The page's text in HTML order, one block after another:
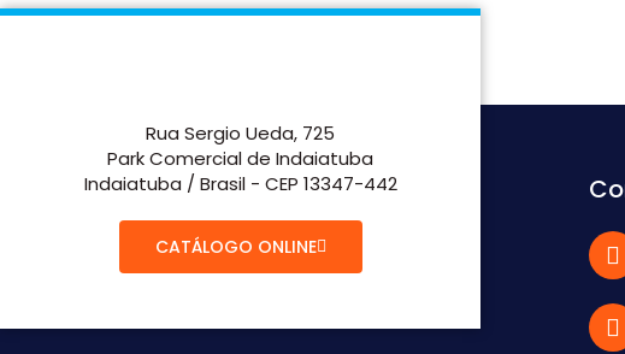
Rua Sergio Ueda, 725
Park Comercial de Indaiatuba
Indaiatuba / Brasil - CEP 13347-442
CATÁLOGO ONLINE